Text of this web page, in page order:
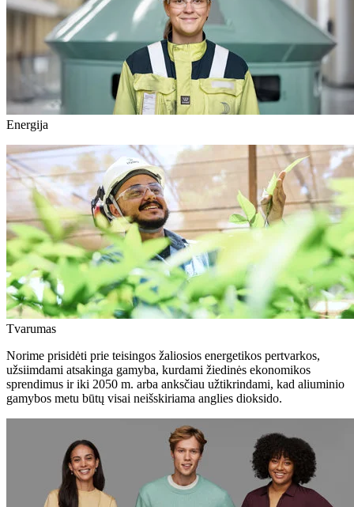
Energija
Tvarumas
Norime prisidėti prie teisingos žaliosios energetikos pertvarkos,
užsiimdami atsakinga gamyba, kurdami žiedinės ekonomikos
sprendimus ir iki 2050 m. arba anksčiau užtikrindami, kad aliuminio
gamybos metu būtų visai neišskiriama anglies dioksido.